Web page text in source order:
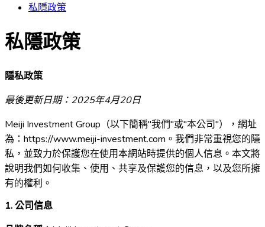
私隱政策
私隱政策
隱私政策
最後更新日期：2025年4月20日
Meiji Investment Group（以下簡稱"我們"或"本公司"），網址
為：https://www.meiji-investment.com。我們非常重視您的隱
私，並致力於保護您在使用本網站時提供的個人信息。本文將
說明我們如何收集、使用、共享及保護您的信息，以及您所擁
有的權利。
1. 公司信息